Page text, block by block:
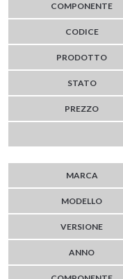
COMPONENTE
CODICE
PRODOTTO
STATO
PREZZO
MARCA
MODELLO
VERSIONE
ANNO